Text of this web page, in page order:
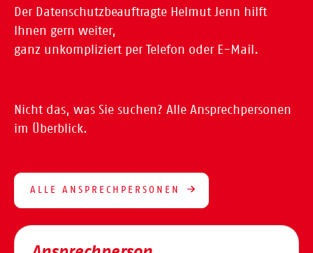
Der Datenschutzbeauftragte Helmut Jenn hilft
Ihnen gern weiter,
ganz unkompliziert per Telefon oder E-Mail.
Nicht das, was Sie suchen? Alle Ansprechpersonen
im Überblick.
ALLE ANSPRECHPERSONEN